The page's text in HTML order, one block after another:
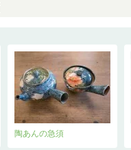
陶あんの急須